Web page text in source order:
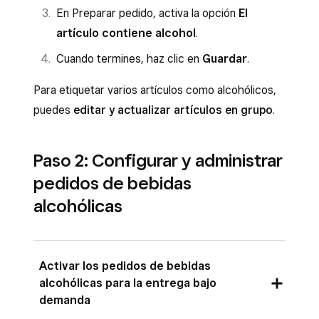
En Preparar pedido, activa la opción El
artículo contiene alcohol.
Cuando termines, haz clic en Guardar.
Para etiquetar varios artículos como alcohólicos,
puedes editar y actualizar artículos en grupo.
Paso 2: Configurar y administrar
pedidos de bebidas
alcohólicas
Activar los pedidos de bebidas
alcohólicas para la entrega bajo
demanda